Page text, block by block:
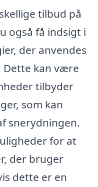
tilbud på
også få indsigt i
der anvendes
Dette kan være
tilbyder
som kan
snerydningen.
for at
der bruger
dette er en